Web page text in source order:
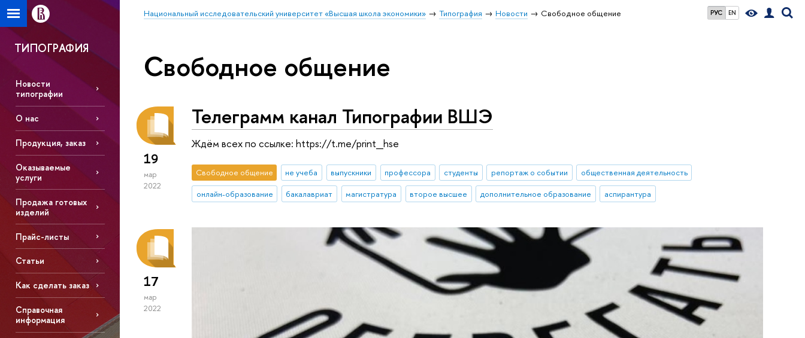
РУС EN
Национальный исследовательский университет «Высшая школа экономики» Типография Новости Свободное общение
ТИПОГРАФИЯ
Новости
типографии
О нас
Продукция, заказ
Оказываемые
услуги
Продажа готовых
изделий
Прайс-листы
Статьи
Как сделать заказ
Справочная
информация
Свободное общение
19
мар
2022
Телеграмм канал Типографии ВШЭ
Ждём всех по ссылке: https://t.me/print_hse
Свободное общение не учеба выпускники профессора студенты репортаж о событии
общественная деятельность
онлайн-образование
бакалавриат магистратура второе высшее дополнительное образование аспирантура
17
мар
2022